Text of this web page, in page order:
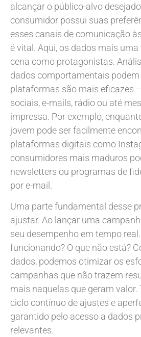
alcançar o público-alvo
consumidor possui suas
esses canais de comunicação
é vital. Aqui, os dados mais
cena como protagonistas.
dados comportamentais
plataformas são mais eficazes
sociais, e-mails, rádio ou até
impressa. Por exemplo,
jovem pode ser facilmente
plataformas digitais como
consumidores mais maduros
newsletters ou programas de
por e-mail.
Uma parte fundamental desse
ajustar. Ao lançar uma
seu desempenho em tempo
funcionando? O que não está?
dados, podemos otimizar os
campanhas que não trazem
mais naquelas que geram valor.
ciclo contínuo de ajustes e
garantido pelo acesso a dados
relevantes.